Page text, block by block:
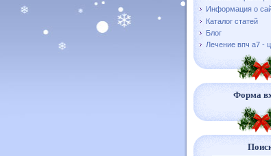
Информация о
Каталог статей
Блог
Лечение впч а7 -
Форма